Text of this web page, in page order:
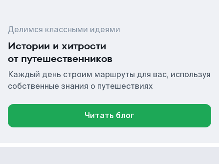
Делимся классными идеями
Истории и хитрости
от путешественников
Каждый день строим маршруты для вас, используя
собственные знания о путешествиях
Читать блог